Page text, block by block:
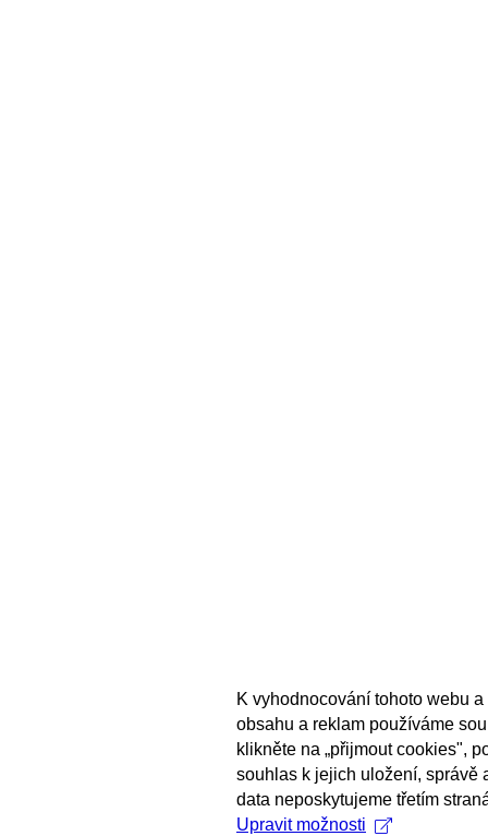
K vyhodnocování tohoto webu
obsahu a reklam používáme
klikněte na „přijmout cookies",
souhlas k jejich uložení, správě
data neposkytujeme třetím
Upravit možnosti